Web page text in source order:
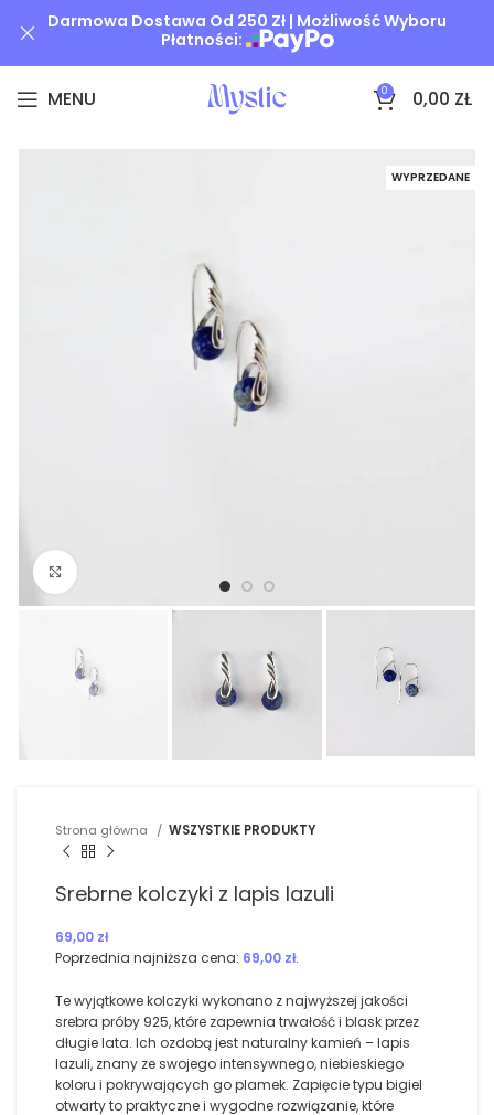
MENU 0 0,00 ZŁ
WYPRZEDANE
Strona główna WSZYSTKIE PRODUKTY
Srebrne kolczyki z lapis lazuli
69,00 zł
Poprzednia najniższa cena: 69,00 zł.
Te wyjątkowe kolczyki wykonano z najwyższej jakości
srebra próby 925, które zapewnia trwałość i blask przez
długie lata. Ich ozdobą jest naturalny kamień – lapis
lazuli, znany ze swojego intensywnego, niebieskiego
koloru i pokrywających go plamek. Zapięcie typu bigiel
otwarty to praktyczne i wygodne rozwiązanie, które
Darmowa Dostawa Od 250 Zł | Możliwość Wyboru
Płatności: